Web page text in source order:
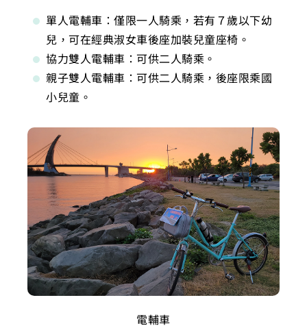
單人電輔車：僅限一人騎乘，若有７歲以下幼
兒，可在經典淑女車後座加裝兒童座椅。
協力雙人電輔車：可供二人騎乘。
親子雙人電輔車：可供二人騎乘，後座限乘國
小兒童。
電輔車